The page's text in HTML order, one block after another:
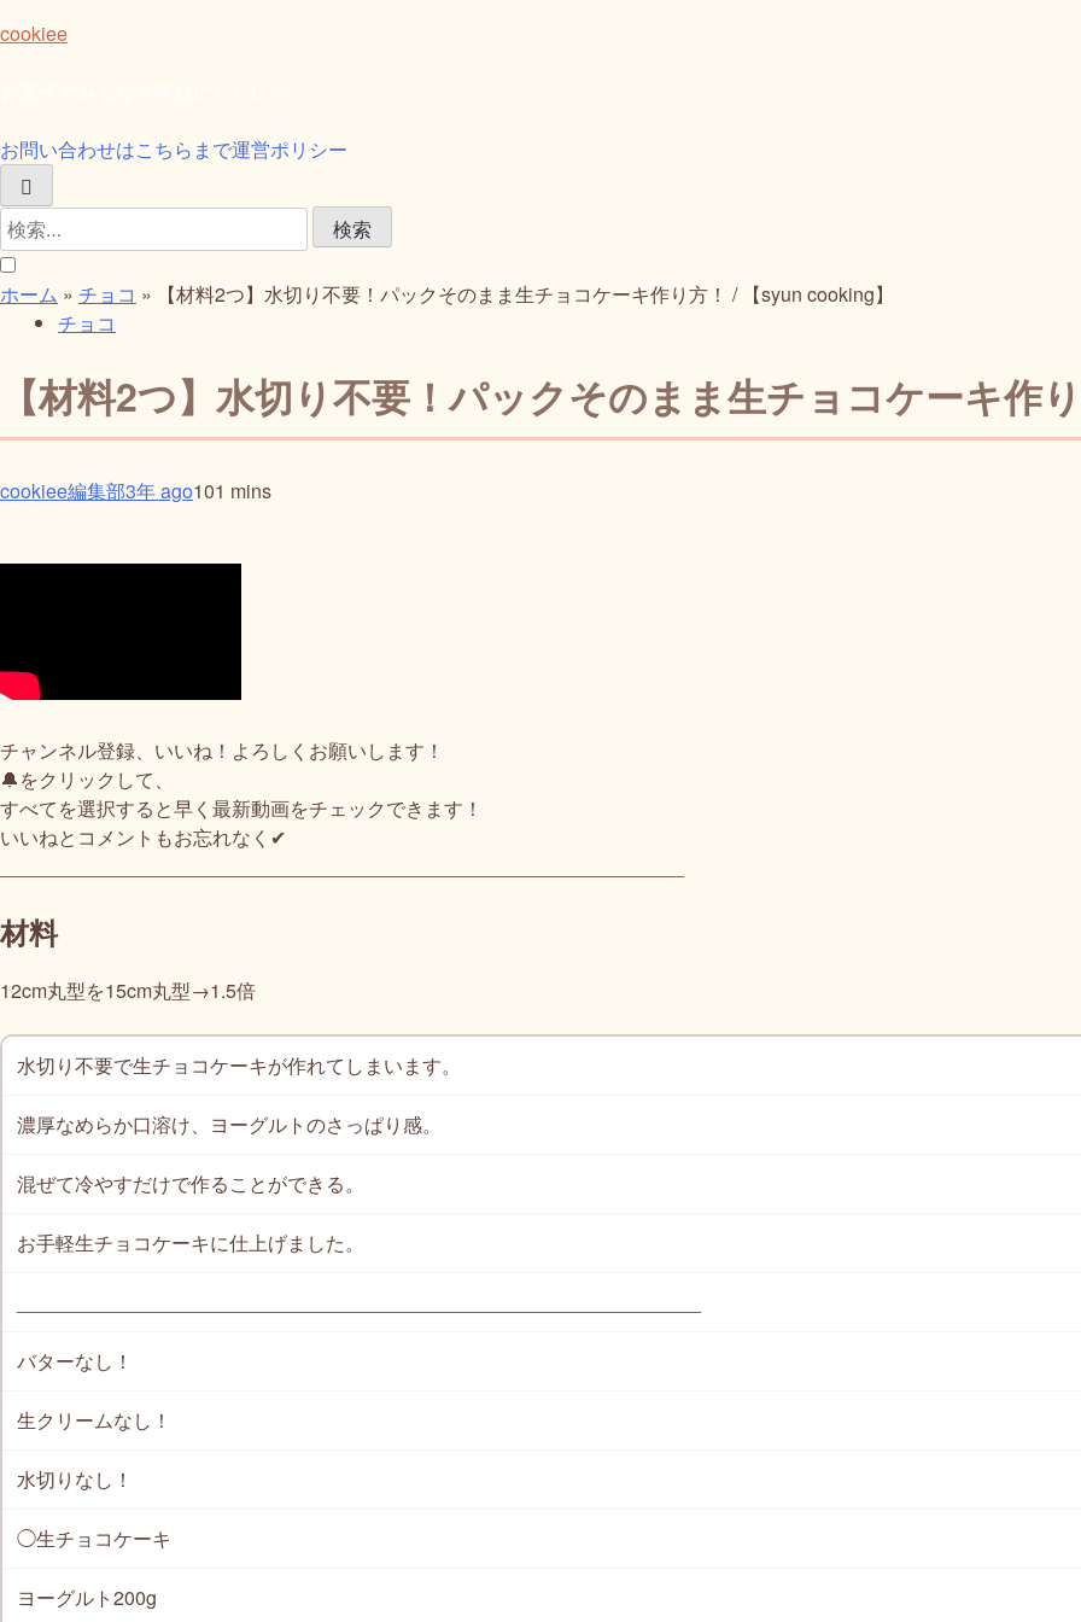
Skip
cookiee
お問い合わせはこちらまで運営ポリシー
検
索:
ホーム » チョコ »
【材料2つ】水切り不要！パックそのまま生チョコケーキ作り方！ / 【syun cooking】
チョコ
【材料2つ】水切り不要！パックそのまま生チョコケーキ
cookiee編集部3年 ago101 mins
チャンネル登録、いいね！よろしくお願いします！
🔔をクリックして、
すべてを選択すると早く最新動画をチェックできます！
いいねとコメントもお忘れなく✔︎
材料
12cm丸型を15cm丸型→1.5倍
水切り不要で生チョコケーキが作れてしまいます。
濃厚なめらか口溶け、ヨーグルトのさっぱり感。
混ぜて冷やすだけで作ることができる。
お手軽生チョコケーキに仕上げました。
バターなし！
生クリームなし！
水切りなし！
◯生チョコケーキ
ヨーグルト200g